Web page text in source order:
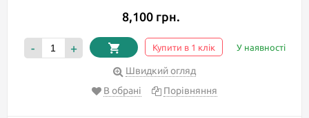
8,100 грн.
- + Купити в 1 клік У наявності
Швидкий огляд
В обрані
Порівняння